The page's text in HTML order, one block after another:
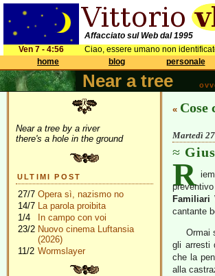
Affacciato sul Web dal 1995
Ven 7 - 4:56
Ciao, essere umano non
home
blog personale
Near a tree
Near a tree by a river
there's a hole in the ground
ULTIMI POST
27/7 Opera sì, nazismo no
14/7 La parola proibita
1/4
In campo con voi
23/2 Nuovo cinema Luftansia
(2026)
11/2 Wormslayer
« Cose
Martedì
R
Familiari
cantante
Ormai
gli arresti
che la
alla